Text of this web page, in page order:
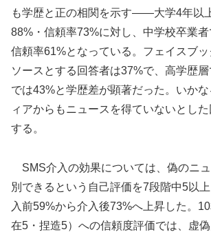
も学歴と正の相関を示す——大学4年以
88%・信頼率73%に対し、中学校卒業者
信頼率61%となっている。フェイスブ
ソースとする回答者は37%で、高学歴
では43%と学歴差が顕著だった。いか
ィアからもニュースを得ていないとし
する。
SMS介入の効果については、偽のニ
別できるという自己評価を7段階中5以
入前59%から介入後73%へ上昇した。
在5・捏造5）への信頼度評価では、虚